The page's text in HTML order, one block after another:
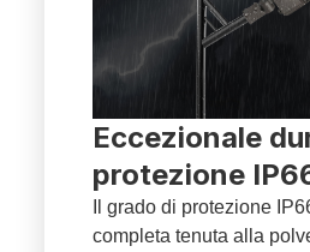
Eccezionale
protezione
Il grado di protezione
completa tenuta alla